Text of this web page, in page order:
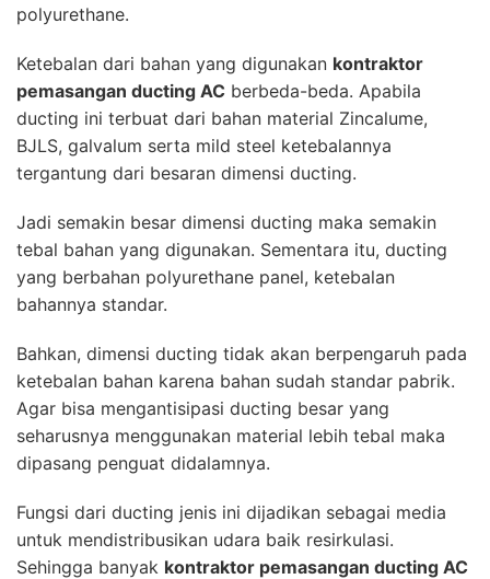
polyurethane.
Ketebalan dari bahan yang digunakan kontraktor
pemasangan ducting AC berbeda-beda. Apabila
ducting ini terbuat dari bahan material Zincalume,
BJLS, galvalum serta mild steel ketebalannya
tergantung dari besaran dimensi ducting.
Jadi semakin besar dimensi ducting maka semakin
tebal bahan yang digunakan. Sementara itu, ducting
yang berbahan polyurethane panel, ketebalan
bahannya standar.
Bahkan, dimensi ducting tidak akan berpengaruh pada
ketebalan bahan karena bahan sudah standar pabrik.
Agar bisa mengantisipasi ducting besar yang
seharusnya menggunakan material lebih tebal maka
dipasang penguat didalamnya.
Fungsi dari ducting jenis ini dijadikan sebagai media
untuk mendistribusikan udara baik resirkulasi.
Sehingga banyak kontraktor pemasangan ducting AC